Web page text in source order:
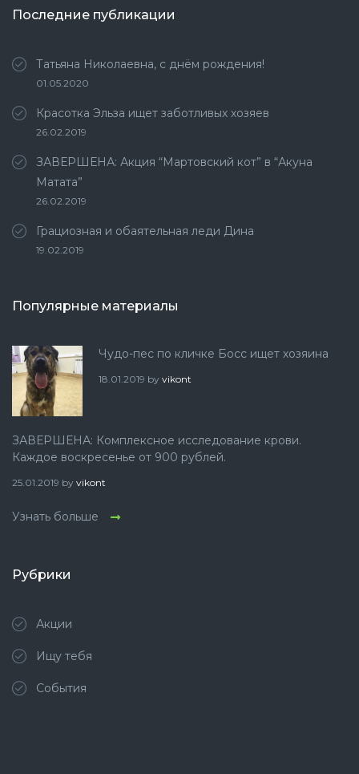
Последние публикации
Татьяна Николаевна, с днём рождения!
01.05.2020
Красотка Эльза ищет заботливых хозяев
26.02.2019
ЗАВЕРШЕНА: Акция “Мартовский кот” в “Акуна
Матата”
26.02.2019
Грациозная и обаятельная леди Дина
19.02.2019
Популярные материалы
Чудо-пес по кличке Босс ищет хозяина
18.01.2019 by vikont
ЗАВЕРШЕНА: Комплексное исследование крови.
Каждое воскресенье от 900 рублей.
25.01.2019 by vikont
Узнать больше
Рубрики
Акции
Ищу тебя
События